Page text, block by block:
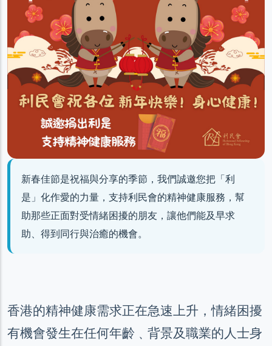
新春佳節是祝福與分享的季節，我們誠邀您把「利
是」化作愛的力量，支持利民會的精神健康服務，幫
助那些正面對受情緒困擾的朋友，讓他們能及早求
助、得到同行與治癒的機會。
香港的精神健康需求正在急速上升，情緒困擾
有機會發生在任何年齡﹑背景及職業的人士身